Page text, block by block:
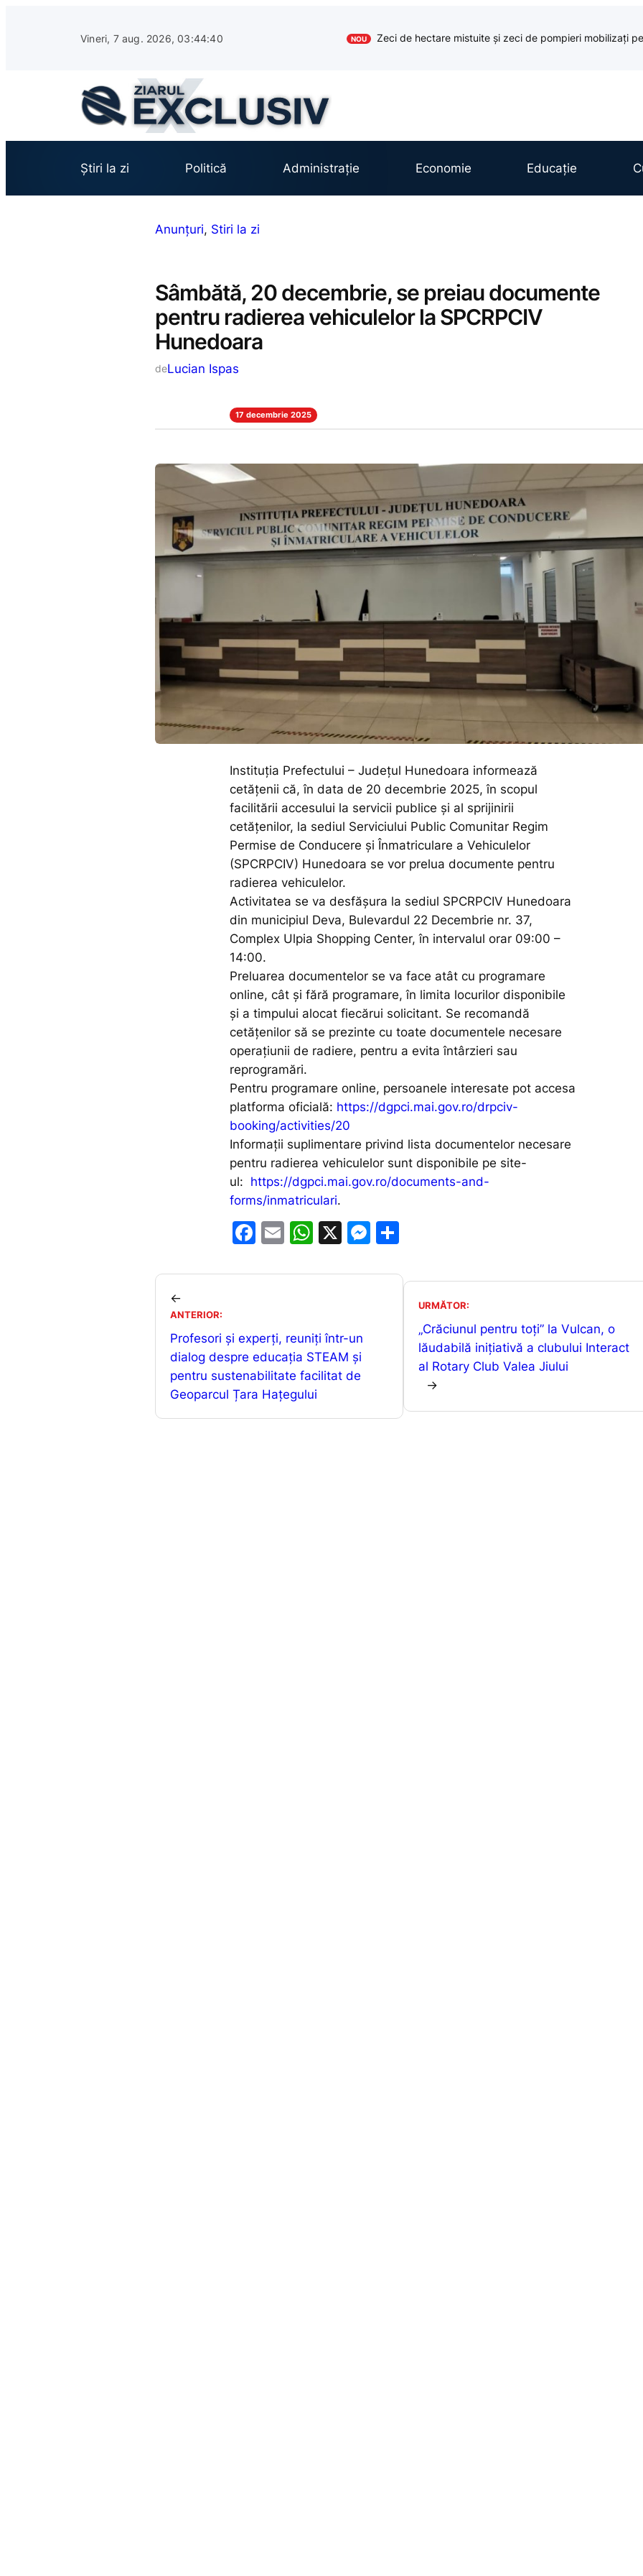
Vineri, 7 aug. 2026, 03:44:41 NOU Zeci de hectare mistuite și zeci de pompieri mobilizați
Știri la zi Politică Administrație Economie Educație
Anunțuri, Stiri la zi
Sâmbătă, 20 decembrie, se preiau documente
pentru radierea vehiculelor la SPCRPCIV
Hunedoara
deLucian Ispas
17 decembrie 2025
Instituția Prefectului – Județul Hunedoara informează
cetățenii că, în data de 20 decembrie 2025, în scopul
facilitării accesului la servicii publice și al sprijinirii
cetățenilor, la sediul Serviciului Public Comunitar Regim
Permise de Conducere și Înmatriculare a Vehiculelor
(SPCRPCIV) Hunedoara se vor prelua documente pentru
radierea vehiculelor.
Activitatea se va desfășura la sediul SPCRPCIV Hunedoara
din municipiul Deva, Bulevardul 22 Decembrie nr. 37,
Complex Ulpia Shopping Center, în intervalul orar 09:00 –
14:00.
Preluarea documentelor se va face atât cu programare
online, cât și fără programare, în limita locurilor disponibile
și a timpului alocat fiecărui solicitant. Se recomandă
cetățenilor să se prezinte cu toate documentele necesare
operațiunii de radiere, pentru a evita întârzieri sau
reprogramări.
Pentru programare online, persoanele interesate pot accesa
platforma oficială: https://dgpci.mai.gov.ro/drpciv-
booking/activities/20
Informații suplimentare privind lista documentelor necesare
pentru radierea vehiculelor sunt disponibile pe site-
ul: https://dgpci.mai.gov.ro/documents-and-
forms/inmatriculari.
F
c
o
o
k
E
ai
W
at
p
p
X
M
s ta
←
ANTERIOR:
Profesori și experți, reuniți într-un
dialog despre educația STEAM și
pentru sustenabilitate facilitat de
Geoparcul Țara Hațegului
URMĂTOR:
„Crăciunul pentru toți” la Vulcan, o
lăudabilă inițiativă a clubului Interact
al Rotary Club Valea Jiului
→